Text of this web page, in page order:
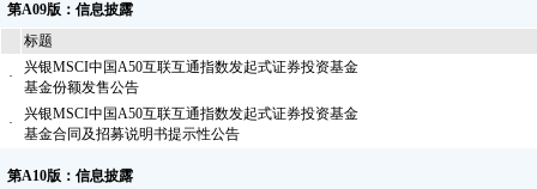
第A09版：信息披露
标题
·
兴银MSCI中国A50互联互通指数发起式证券投资基金
基金份额发售公告
·
兴银MSCI中国A50互联互通指数发起式证券投资基金
基金合同及招募说明书提示性公告
第A10版：信息披露